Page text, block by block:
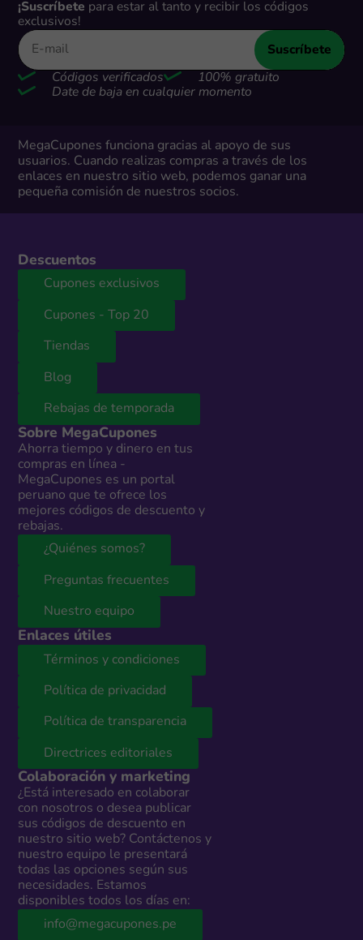
¡Suscríbete para estar al tanto y recibir los códigos
exclusivos!
Suscríbete
Códigos verificados
100% gratuito
Date de baja en cualquier momento
MegaCupones funciona gracias al apoyo de sus
usuarios. Cuando realizas compras a través de los
enlaces en nuestro sitio web, podemos ganar una
pequeña comisión de nuestros socios.
Descuentos
Cupones exclusivos
Cupones - Top 20
Tiendas
Blog
Rebajas de temporada
Sobre MegaCupones
Ahorra tiempo y dinero en tus
compras en línea -
MegaCupones es un portal
peruano que te ofrece los
mejores códigos de descuento y
rebajas.
¿Quiénes somos?
Preguntas frecuentes
Nuestro equipo
Enlaces útiles
Términos y condiciones
Política de privacidad
Política de transparencia
Directrices editoriales
Colaboración y marketing
¿Está interesado en colaborar
con nosotros o desea publicar
sus códigos de descuento en
nuestro sitio web? Contáctenos y
nuestro equipo le presentará
todas las opciones según sus
necesidades. Estamos
disponibles todos los días en:
info@megacupones.pe